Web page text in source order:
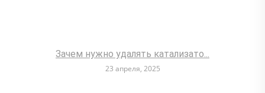
Зачем нужно удалять катализато...
23 апреля, 2025